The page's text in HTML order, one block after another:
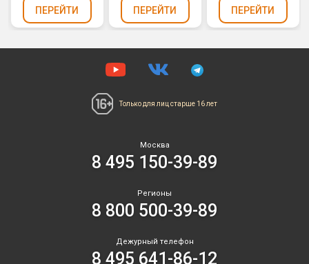
ПЕРЕЙТИ ПЕРЕЙТИ ПЕРЕЙТИ
Только для лиц старше 16 лет
Москва
8 495 150-39-89
Регионы
8 800 500-39-89
Дежурный телефон
8 495 641-86-12